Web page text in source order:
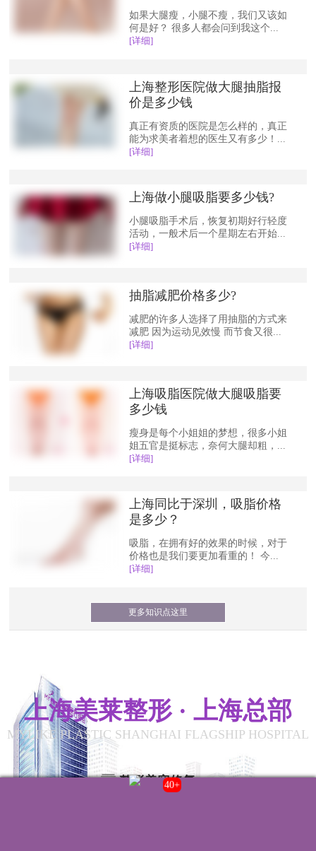
如果大腿瘦，小腿不瘦，我们又该如
何是好？ 很多人都会问到我这个...
[详细]
上海整形医院做大腿抽脂报
价是多少钱
真正有资质的医院是怎么样的，真正
能为求美者着想的医生又有多少！...
[详细]
上海做小腿吸脂要多少钱?
小腿吸脂手术后，恢复初期好行轻度
活动，一般术后一个星期左右开始...
[详细]
抽脂减肥价格多少?
减肥的许多人选择了用抽脂的方式来
减肥 因为运动见效慢 而节食又很...
[详细]
上海吸脂医院做大腿吸脂要
多少钱
瘦身是每个小姐姐的梦想，很多小姐
姐五官是挺标志，奈何大腿却粗，...
[详细]
上海同比于深圳，吸脂价格
是多少？
吸脂，在拥有好的效果的时候，对于
价格也是我们要更加看重的！ 今...
[详细]
更多知识点这里
上海美莱整形 · 上海总部
MYLIKE PLASTIC SHANGHAI FLAGSHIP HOSPITAL
整形美容修复
43+